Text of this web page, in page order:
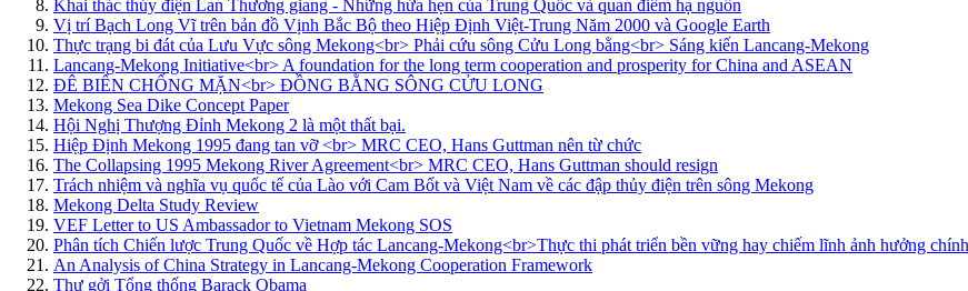
Khai thác thủy điện Lan Thương giang - Những hứa hẹn của Trung Quốc và quan điểm hạ nguồn
Vị trí Bạch Long Vĩ trên bản đồ Vịnh Bắc Bộ theo Hiệp Định Việt-Trung Năm 2000 và Google Earth
Thực trạng bi đát của Lưu Vực sông Mekong<br> Phải cứu sông Cửu Long bằng<br> Sáng kiến Lancang-Mekong
Lancang-Mekong Initiative<br> A foundation for the long term cooperation and prosperity for China and ASEAN
ĐÊ BIỂN CHỐNG MẶN<br> ĐỒNG BẰNG SÔNG CỬU LONG
Mekong Sea Dike Concept Paper
Hội Nghị Thượng Đỉnh Mekong 2 là một thất bại.
Hiệp Định Mekong 1995 đang tan vỡ <br> MRC CEO, Hans Guttman nên từ chức
The Collapsing 1995 Mekong River Agreement<br> MRC CEO, Hans Guttman should resign
Trách nhiệm và nghĩa vụ quốc tế của Lào với Cam Bốt và Việt Nam về các đập thủy điện trên sông Mekong
Mekong Delta Study Review
VEF Letter to US Ambassador to Vietnam Mekong SOS
Phân tích Chiến lược Trung Quốc về Hợp tác Lancang-Mekong<br>Thực thi phát triển bền vững hay chiếm lĩnh ảnh hưởng
An Analysis of China Strategy in Lancang-Mekong Cooperation Framework
Thư gởi Tổng thống Barack Obama